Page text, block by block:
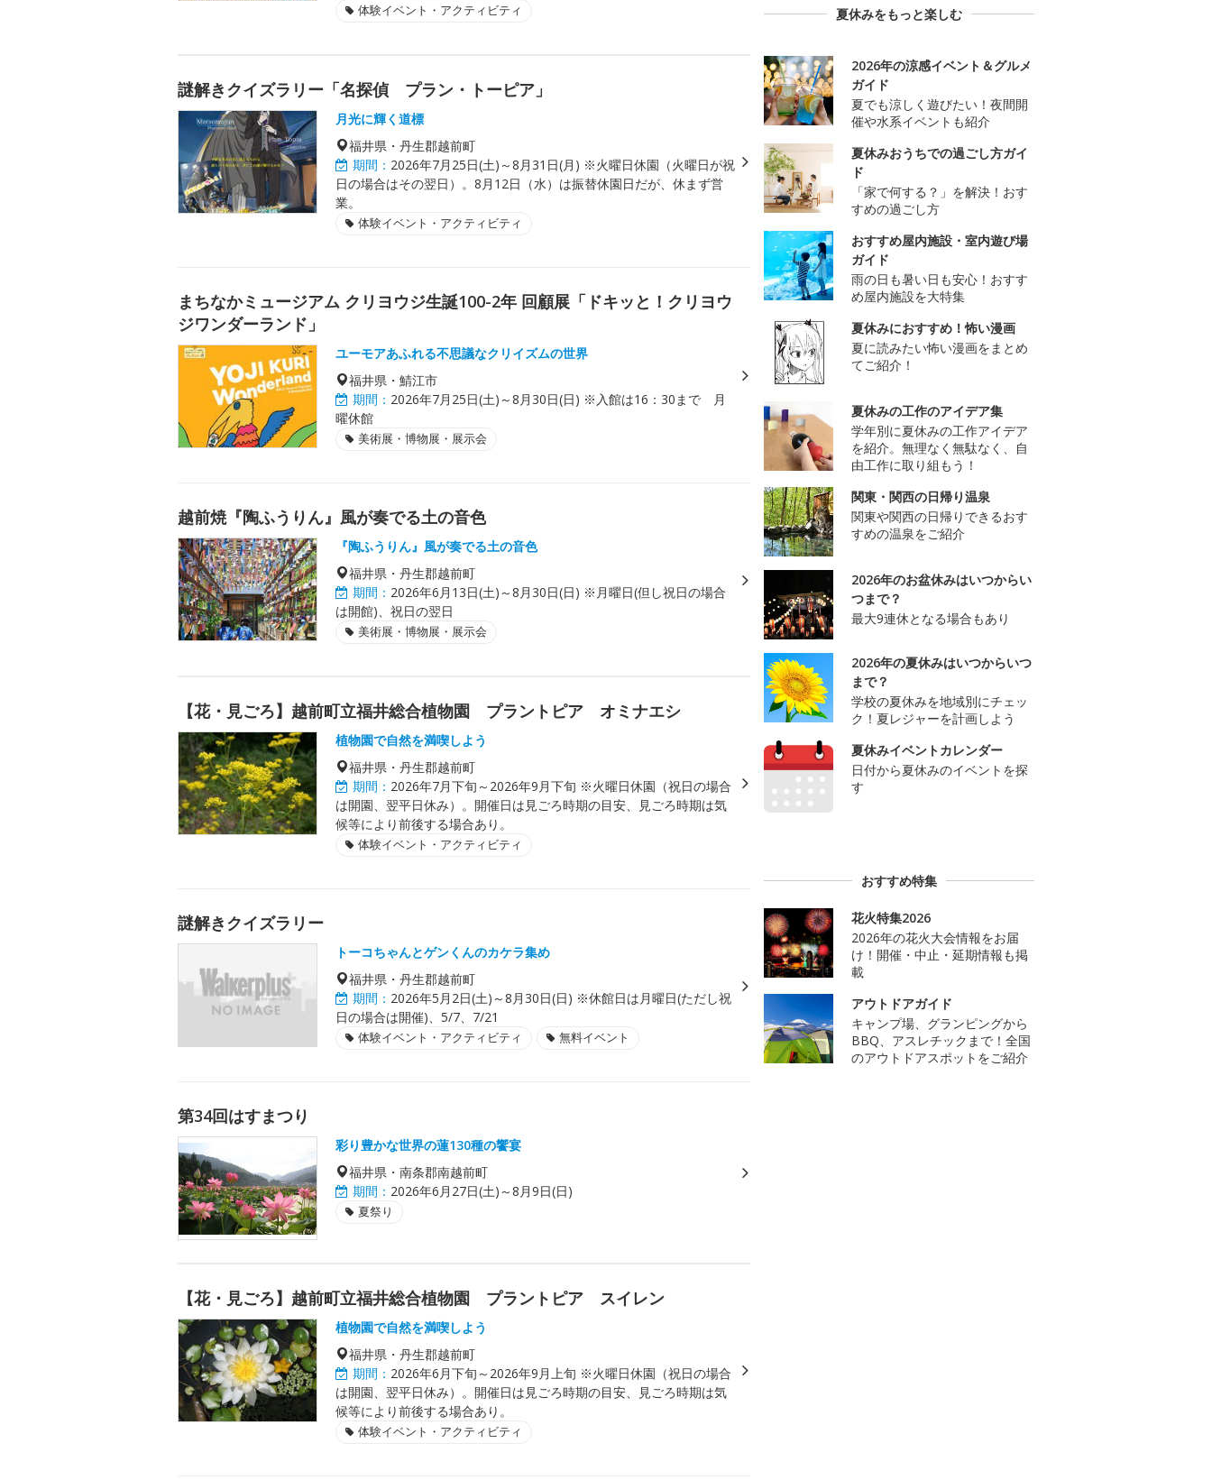
体験イベント・アクティビティ
謎解きクイズラリー「名探偵 プラン・トーピア」
月光に輝く道標
福井県・丹生郡越前町
期間： 2026年7月25日(土)～8月31日(月) ※火曜日休園（火曜日が祝
日の場合はその翌日）。8月12日（水）は振替休園日だが、休まず営
業。
体験イベント・アクティビティ
まちなかミュージアム クリヨウジ生誕100-2年 回顧展「ドキッと！クリヨウ
ジワンダーランド」
ユーモアあふれる不思議なクリイズムの世界
福井県・鯖江市
期間： 2026年7月25日(土)～8月30日(日) ※入館は16：30まで 月
曜休館
美術展・博物展・展示会
越前焼『陶ふうりん』風が奏でる土の音色
『陶ふうりん』風が奏でる土の音色
福井県・丹生郡越前町
期間： 2026年6月13日(土)～8月30日(日) ※月曜日(但し祝日の場合
は開館)、祝日の翌日
美術展・博物展・展示会
【花・見ごろ】越前町立福井総合植物園 プラントピア オミナエシ
植物園で自然を満喫しよう
福井県・丹生郡越前町
期間： 2026年7月下旬～2026年9月下旬 ※火曜日休園（祝日の場合
は開園、翌平日休み）。開催日は見ごろ時期の目安、見ごろ時期は気
候等により前後する場合あり。
体験イベント・アクティビティ
謎解きクイズラリー
トーコちゃんとゲンくんのカケラ集め
福井県・丹生郡越前町
期間： 2026年5月2日(土)～8月30日(日) ※休館日は月曜日(ただし祝
日の場合は開催)、5/7、7/21
体験イベント・アクティビティ 無料イベント
第34回はすまつり
彩り豊かな世界の蓮130種の饗宴
福井県・南条郡南越前町
期間： 2026年6月27日(土)～8月9日(日)
夏祭り
【花・見ごろ】越前町立福井総合植物園 プラントピア スイレン
植物園で自然を満喫しよう
福井県・丹生郡越前町
期間： 2026年6月下旬～2026年9月上旬 ※火曜日休園（祝日の場合
は開園、翌平日休み）。開催日は見ごろ時期の目安、見ごろ時期は気
候等により前後する場合あり。
体験イベント・アクティビティ
夏休みをもっと楽しむ
2026年の涼感イベント＆グルメ
ガイド
夏でも涼しく遊びたい！夜間開
催や水系イベントも紹介
夏休みおうちでの過ごし方ガイ
ド
「家で何する？」を解決！おす
すめの過ごし方
おすすめ屋内施設・室内遊び場
ガイド
雨の日も暑い日も安心！おすす
め屋内施設を大特集
夏休みにおすすめ！怖い漫画
夏に読みたい怖い漫画をまとめ
てご紹介！
夏休みの工作のアイデア集
学年別に夏休みの工作アイデア
を紹介。無理なく無駄なく、自
由工作に取り組もう！
関東・関西の日帰り温泉
関東や関西の日帰りできるおす
すめの温泉をご紹介
2026年のお盆休みはいつからい
つまで？
最大9連休となる場合もあり
2026年の夏休みはいつからいつ
まで？
学校の夏休みを地域別にチェッ
ク！夏レジャーを計画しよう
夏休みイベントカレンダー
日付から夏休みのイベントを探
す
おすすめ特集
花火特集2026
2026年の花火大会情報をお届
け！開催・中止・延期情報も掲
載
アウトドアガイド
キャンプ場、グランピングから
BBQ、アスレチックまで！全国
のアウトドアスポットをご紹介